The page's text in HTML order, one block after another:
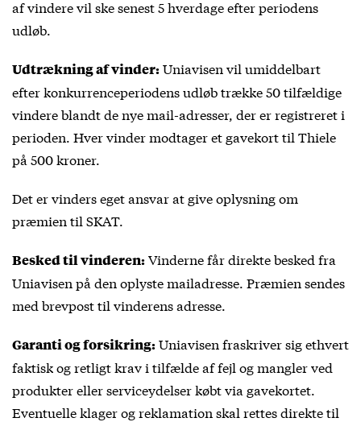
af vindere vil ske senest 5 hverdage efter periodens
udløb.
Udtrækning af vinder:Uniavisen vil umiddelbart
efter konkurrenceperiodens udløb trække 50 tilfældige
vindere blandt de nye mail-adresser, der er registreret i
perioden. Hver vinder modtager et gavekort til Thiele
på 500 kroner.
Det er vinders eget ansvar at give oplysning om
præmien til SKAT.
Besked til vinderen:Vinderne får direkte besked fra
Uniavisen på den oplyste mailadresse. Præmien sendes
med brevpost til vinderens adresse.
Garanti og forsikring:Uniavisen fraskriver sig ethvert
faktisk og retligt krav i tilfælde af fejl og mangler ved
produkter eller serviceydelser købt via gavekortet.
Eventuelle klager og reklamation skal rettes direkte til